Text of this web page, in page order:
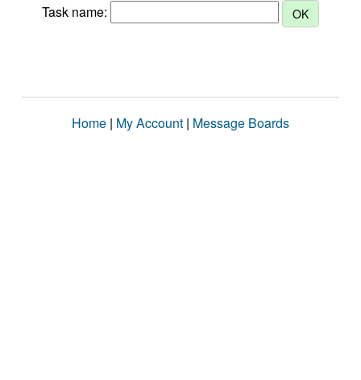
Task name:
Home | My Account | Message Boards